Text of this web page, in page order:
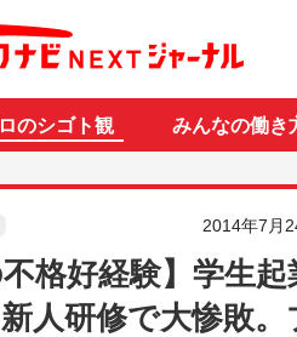
のシゴト観 みんなの働き
2014年7月
不格好経験】学生
人研修で大惨敗